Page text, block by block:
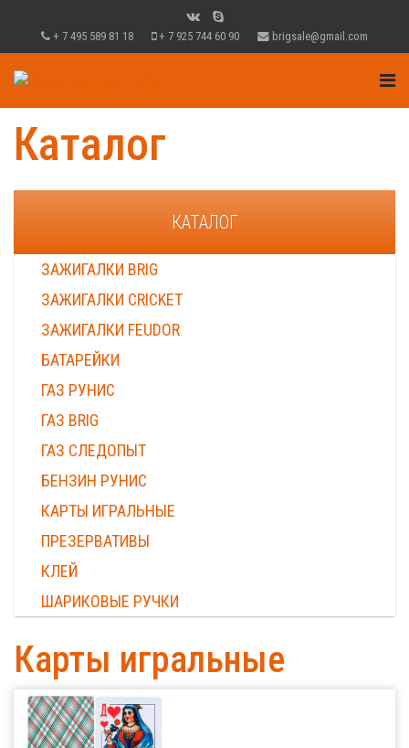
+ 7 495 589 81 18 + 7 925 744 60 90 brigsale@gmail.com
Каталог
КАТАЛОГ
ЗАЖИГАЛКИ BRIG
ЗАЖИГАЛКИ CRICKET
ЗАЖИГАЛКИ FEUDOR
БАТАРЕЙКИ
ГАЗ РУНИС
ГАЗ BRIG
ГАЗ СЛЕДОПЫТ
БЕНЗИН РУНИС
КАРТЫ ИГРАЛЬНЫЕ
ПРЕЗЕРВАТИВЫ
КЛЕЙ
ШАРИКОВЫЕ РУЧКИ
Карты игральные